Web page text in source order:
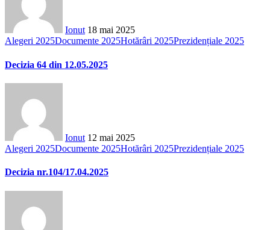
Ionut 18 mai 2025
Alegeri 2025Documente 2025Hotărâri 2025Prezidențiale 2025
Decizia 64 din 12.05.2025
Ionut 12 mai 2025
Alegeri 2025Documente 2025Hotărâri 2025Prezidențiale 2025
Decizia nr.104/17.04.2025